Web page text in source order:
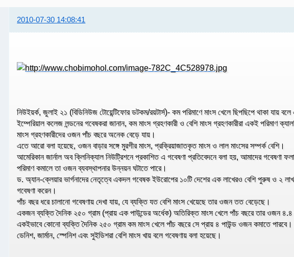
2010-07-30 14:08:41
নিউইয়র্ক, জুলাই ২১ (বিডিনিউজ টোয়েন্টিফোর ডটকম/রয়টার্স)- কম পরিমাণে মাংস খেলে ছিপছিপে থাকা যায়
ইম্পেরিয়াল কলেজ লন্ডনের গবেষকরা জানান, কম মাংস গ্রহণকারী ও বেশি মাংস গ্রহণকারীরা একই পরিমাণ
মাংস গ্রহণকারীদের ওজন পাঁচ বছরে অনেক বেড়ে যায়।
এতে আরো বলা হয়েছে, ওজন বাড়ার সঙ্গে মুরগীর মাংস, প্রক্রিয়াজাতকৃত মাংস ও লাল মাংসের সম্পর্ক বেশি।
আমেরিকান জার্নাল অব ক্লিনিক্যাল নিউট্রিশনে প্রকাশিত এ গবেষণা প্রতিবেদনে বলা হয়, আমাদের গবেষণা
পরিমাণ কমালে তা ওজন ব্যবস্থাপনার উন্নয়ন ঘটাতে পারে।
ড. অ্যান-ক্লেয়ার ভার্গনাদের নেতৃত্বে একদল গবেষক ইউরোপের ১০টি দেশের এক লাখেরও বেশি পুরুষ ও ২ লাখ
গবেষণা করেন।
পাঁচ বছর ধরে চালানো গবেষণায় দেখা যায়, যে ব্যক্তি যত বেশি মাংস খেয়েছে তার ওজন তত বেড়েছে।
একজন ব্যক্তি দৈনিক ২৫০ গ্রাম (প্রায় এক পাউন্ডের অর্ধেক) অতিরিক্ত মাংস খেলে পাঁচ বছরে তার ওজন ৪.৪
একইভাবে কোনো ব্যক্তি দৈনিক ২৫০ গ্রাম কম মাংস খেলে পাঁচ বছরে সে প্রায় ৪ পাউন্ড ওজন কমাতে পারবে।
ডেনিশ, জার্মান, স্পেনিশ এবং সুইডিশরা বেশি মাংস খায় বলে গবেষণায় বলা হয়েছে।